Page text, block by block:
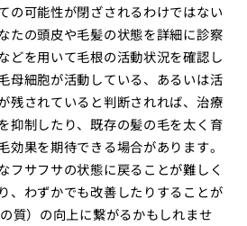
の可能性が閉ざされるわけではない
たの頭皮や毛髪の状態を詳細に診察
どを用いて毛根の活動状況を確認し
母細胞が活動している、あるいは活
残されていると判断されれば、治療
抑制したり、既存の髪の毛を太く育
効果を期待できる場合があります。
フサフサの状態に戻ることが難しく
、わずかでも改善したりすることが
質）の向上に繋がるかもしれませ